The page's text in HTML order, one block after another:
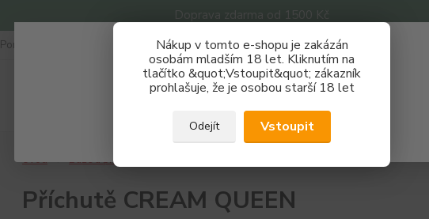
Doprava zdarma od 1500 Kč
Nákup v tomto e-shopu je zakázán
osobám mladším 18 let. Kliknutím na
tlačítko &quot;Vstoupit&quot; zákazník
prohlašuje, že je osobou starší 18 let
Odejít Vstoupit
Poradna
Hledat
Úvod Báze a příchutě
Příchutě CREAM QUEEN
Získej slevu 3%
Zaregistruj se a nakupuj se slevou právě teď!
REGISTRAČNÍ FORMULÁŘ
Zavřít